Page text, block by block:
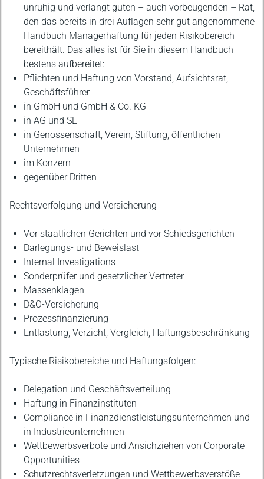
unruhig und verlangt guten – auch vorbeugenden – Rat,
den das bereits in drei Auflagen sehr gut angenommene
Handbuch Managerhaftung für jeden Risikobereich
bereithält. Das alles ist für Sie in diesem Handbuch
bestens aufbereitet:
Pflichten und Haftung von Vorstand, Aufsichtsrat,
Geschäftsführer
in GmbH und GmbH & Co. KG
in AG und SE
in Genossenschaft, Verein, Stiftung, öffentlichen
Unternehmen
im Konzern
gegenüber Dritten
Rechtsverfolgung und Versicherung
Vor staatlichen Gerichten und vor Schiedsgerichten
Darlegungs- und Beweislast
Internal Investigations
Sonderprüfer und gesetzlicher Vertreter
Massenklagen
D&O-Versicherung
Prozessfinanzierung
Entlastung, Verzicht, Vergleich, Haftungsbeschränkung
Typische Risikobereiche und Haftungsfolgen:
Delegation und Geschäftsverteilung
Haftung in Finanzinstituten
Compliance in Finanzdienstleistungsunternehmen und
in Industrieunternehmen
Wettbewerbsverbote und Ansichziehen von Corporate
Opportunities
Schutzrechtsverletzungen und Wettbewerbsverstöße